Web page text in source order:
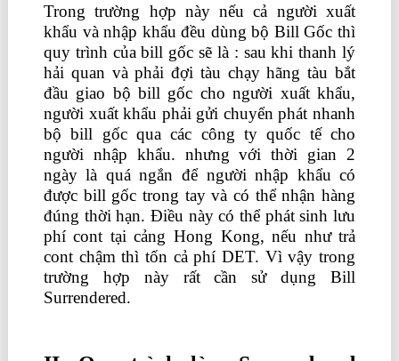
Trong trường hợp này nếu cả người xuất
khẩu và nhập khẩu đều dùng bộ Bill Gốc thì
quy trình của bill gốc sẽ là : sau khi thanh lý
hải quan và phải đợi tàu chạy hãng tàu bắt
đầu giao bộ bill gốc cho người xuất khẩu,
người xuất khẩu phải gửi chuyển phát nhanh
bộ bill gốc qua các công ty quốc tế cho
người nhập khẩu. nhưng với thời gian 2
ngày là quá ngắn để người nhập khẩu có
được bill gốc trong tay và có thể nhận hàng
đúng thời hạn. Điều này có thể phát sinh lưu
phí cont tại cảng Hong Kong, nếu như trả
cont chậm thì tốn cả phí DET. Vì vậy trong
trường hợp này rất cần sử dụng Bill
Surrendered.